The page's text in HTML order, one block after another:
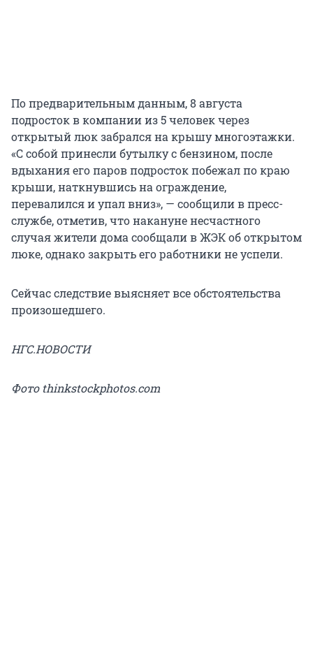
По предварительным данным, 8 августа
подросток в компании из 5 человек через
открытый люк забрался на крышу многоэтажки.
«С собой принесли бутылку с бензином, после
вдыхания его паров подросток побежал по краю
крыши, наткнувшись на ограждение,
перевалился и упал вниз», — сообщили в пресс-
службе, отметив, что накануне несчастного
случая жители дома сообщали в ЖЭК об открытом
люке, однако закрыть его работники не успели.
Сейчас следствие выясняет все обстоятельства
произошедшего.
НГС.НОВОСТИ
Фото thinkstockphotos.com